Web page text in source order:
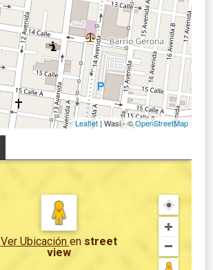
Leaflet | Wasi - ©OpenStreetMap
Ver Ubicación en street
view